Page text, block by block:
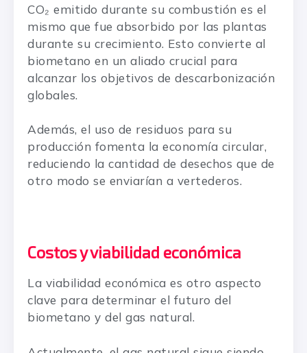
CO₂ emitido durante su combustión es el
mismo que fue absorbido por las plantas
durante su crecimiento. Esto convierte al
biometano en un aliado crucial para
alcanzar los objetivos de descarbonización
globales.
Además, el uso de residuos para su
producción fomenta la economía circular,
reduciendo la cantidad de desechos que de
otro modo se enviarían a vertederos.
Costos y viabilidad económica
La viabilidad económica es otro aspecto
clave para determinar el futuro del
biometano y del gas natural.